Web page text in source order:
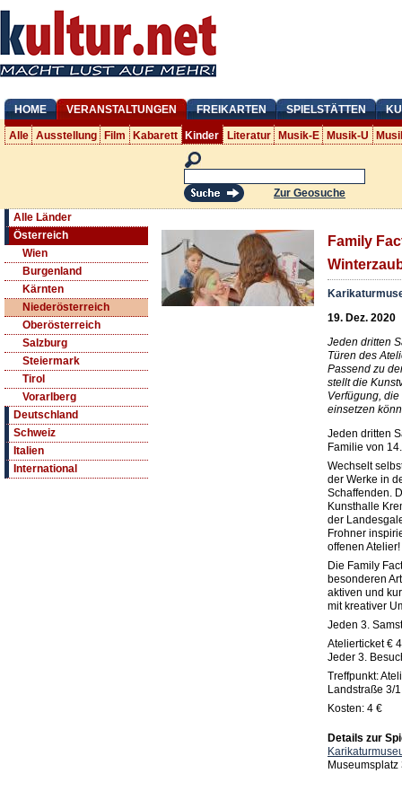
HOME VERANSTALTUNGEN FREIKARTEN SPIELSTÄTTEN
Alle Ausstellung Film Kabarett Kinder Literatur Musik-E Musik-U
Zur Geosuche
Alle Länder
Österreich
Wien
Burgenland
Kärnten
Niederösterreich
Oberösterreich
Salzburg
Steiermark
Tirol
Vorarlberg
Deutschland
Schweiz
Italien
International
Family
19. Dez. 2020
Jeden dritten
Türen des
Passend zu
stellt die
Verfügung,
einsetzen
Jeden dritten
Familie von
Wechselt
der Werke in
Schaffenden.
Kunsthalle
der
Frohner
offenen Atelier!
Die Family
besonderen
aktiven und
mit kreativer
Jeden 3.
Atelierticket €
Jeder 3.
Treffpunkt:
Landstraße 3/
Kosten: 4 €
Details zur
Museumsplatz